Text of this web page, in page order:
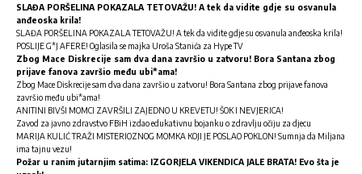
SLAĐA PORŠELINA POKAZALA TETOVAŽU! A tek da vidite gdje su osvanula
anđeoska krila!
SLAĐA PORŠELINA POKAZALA TETOVAŽU! A tek da vidite gdje su osvanula anđeoska krila!
POSLIJE G*J AFERE! Oglasila se majka Uroša Stanića za Hype TV
Zbog Mace Diskrecije sam dva dana završio u zatvoru! Bora Santana zbog
prijave fanova završio među ubi*ama!
Zbog Mace Diskrecije sam dva dana završio u zatvoru! Bora Santana zbog prijave fanova
završio među ubi*ama!
ANITINI BIVŠI MOMCI ZAVRŠILI ZAJEDNO U KREVETU! ŠOK I NEVJERICA!
Zavod za javno zdravstvo FBiH izdao edukativnu bojanku o zdravlju očiju za djecu
MARIJA KULIĆ TRAŽI MISTERIOZNOG MOMKA KOJI JE POSLAO POKLON! Sumnja da Miljana
ima tajnu vezu!
Požar u ranim jutarnjim satima: IZGORJELA VIKENDICA JALE BRATA! Evo šta je